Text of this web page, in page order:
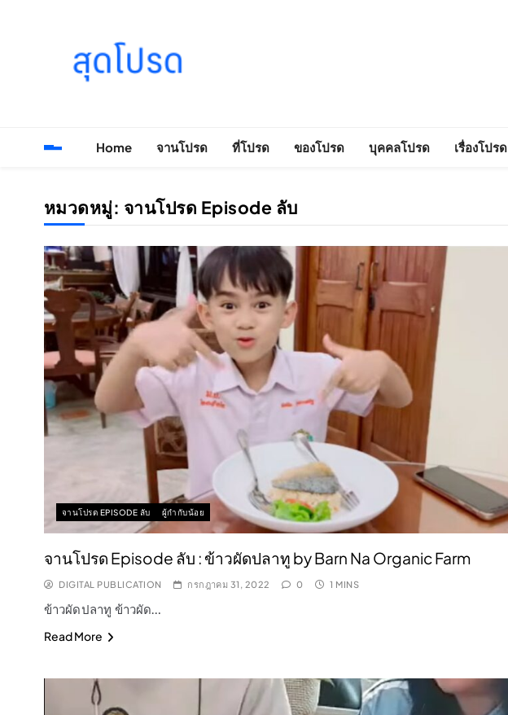
Home
จานโปรด ที่โปรด ของโปรด บุคคลโปรด เรื่องโปรด
หมวดหมู่: จานโปรด Episode ลับ
จานโปรด EPISODE ลับ ผู้กำกับน้อย
จานโปรด Episode ลับ : ข้าวผัดปลาทู by Barn Na Organic Farm
DIGITAL PUBLICATION กรกฎาคม 31, 2022 0 1 MINS
ข้าวผัดปลาทู ข้าวผัด…
Read More